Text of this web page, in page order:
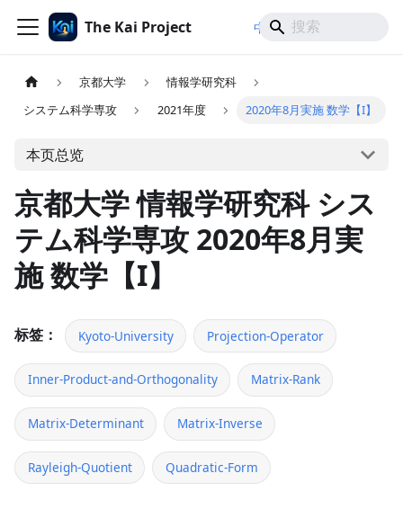
The Kai Project 中文/ 日本語
京都大学
情報学研究科
システム科学専攻
2021年度 2020年8月実施 数学【I】
本页总览
京都大学 情報学研究科 シス
テム科学専攻 2020年8月実
施 数学【I】
标签： Kyoto-University Projection-Operator
Inner-Product-and-Orthogonality Matrix-Rank
Matrix-Determinant Matrix-Inverse
Rayleigh-Quotient Quadratic-Form